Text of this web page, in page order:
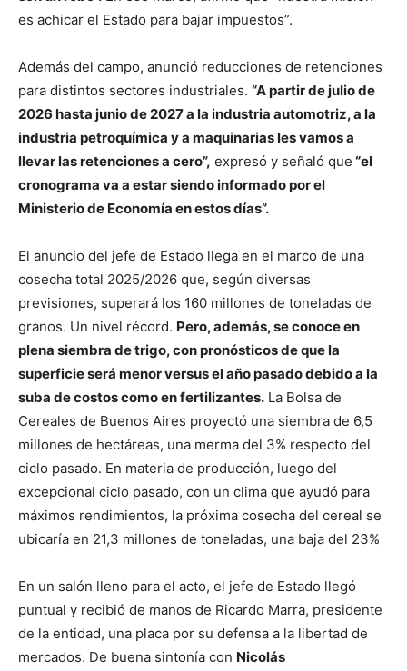
es achicar el Estado para bajar impuestos”.
Además del campo, anunció reducciones de retenciones
para distintos sectores industriales. “A partir de julio de
2026 hasta junio de 2027 a la industria automotriz, a la
industria petroquímica y a maquinarias les vamos a
llevar las retenciones a cero”, expresó y señaló que “el
cronograma va a estar siendo informado por el
Ministerio de Economía en estos días”.
El anuncio del jefe de Estado llega en el marco de una
cosecha total 2025/2026 que, según diversas
previsiones, superará los 160 millones de toneladas de
granos. Un nivel récord. Pero, además, se conoce en
plena siembra de trigo, con pronósticos de que la
superficie será menor versus el año pasado debido a la
suba de costos como en fertilizantes. La Bolsa de
Cereales de Buenos Aires proyectó una siembra de 6,5
millones de hectáreas, una merma del 3% respecto del
ciclo pasado. En materia de producción, luego del
excepcional ciclo pasado, con un clima que ayudó para
máximos rendimientos, la próxima cosecha del cereal se
ubicaría en 21,3 millones de toneladas, una baja del 23%
En un salón lleno para el acto, el jefe de Estado llegó
puntual y recibió de manos de Ricardo Marra, presidente
de la entidad, una placa por su defensa a la libertad de
mercados. De buena sintonía con Nicolás